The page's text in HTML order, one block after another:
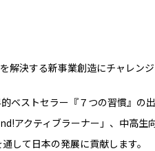
決する新事業創造にチャレンジ
ベストセラー『７つの習慣』の
アクティブラーナー」、中高生
して日本の発展に貢献します。